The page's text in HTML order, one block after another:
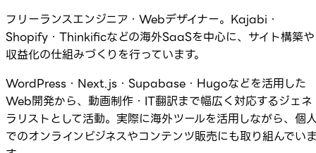
フリーランスエンジニア・Webデザイナー。Kajabi・
Shopify・Thinkificなどの海外SaaSを中心に、サイト構築や
収益化の仕組みづくりを行っています。
WordPress・Next.js・Supabase・Hugoなどを活用した
Web開発から、動画制作・IT翻訳まで幅広く対応するジェネ
ラリストとして活動。実際に海外ツールを活用しながら、個
でのオンラインビジネスやコンテンツ販売にも取り組んでい